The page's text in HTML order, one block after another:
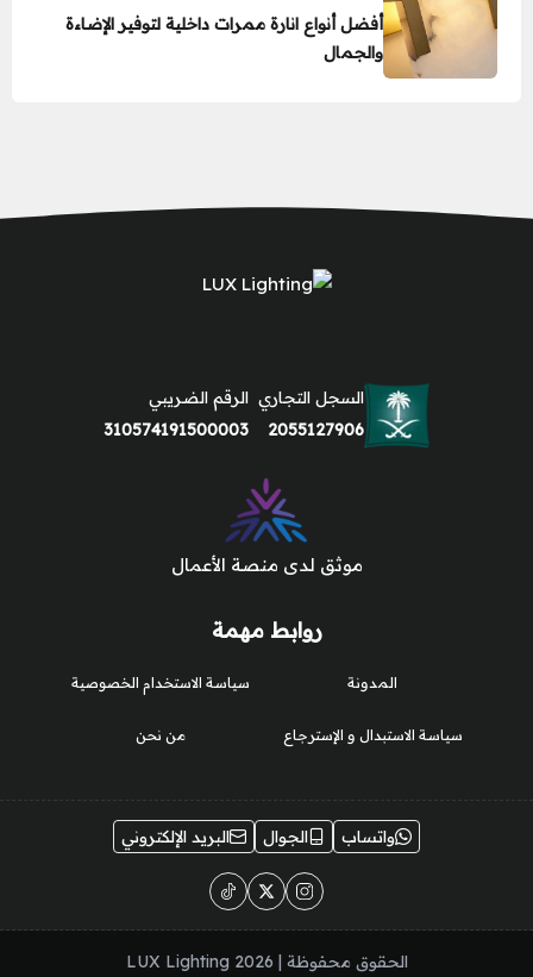
أفضل أنواع انارة ممرات داخلية لتوفير الإضاءة
والجمال
روابط مهمة
المدونة
سياسة الاستبدال و الإسترجاع
سياسة الاستخدام الخصوصية
من نحن
السجل التجاري
2055127906
الرقم الضريبي
310574191500003
موثق لدى منصة الأعمال
واتساب الجوال البريد الإلكتروني
الحقوق محفوظة | 2026 LUX Lighting